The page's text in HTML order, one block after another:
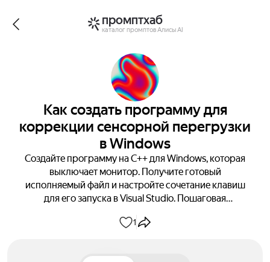
промптхаб
каталог промптов Алисы AI
Как создать программу для
коррекции сенсорной перегрузки
в Windows
Создайте программу на C++ для Windows, которая
выключает монитор. Получите готовый
исполняемый файл и настройте сочетание клавиш
для его запуска в Visual Studio. Пошаговая
1